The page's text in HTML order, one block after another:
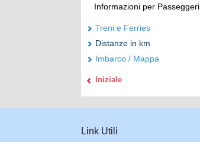
Informazioni per Passeggeri
Treni e Ferries
Distanze in km
Imbarco / Mappa
Iniziale
Link Utili